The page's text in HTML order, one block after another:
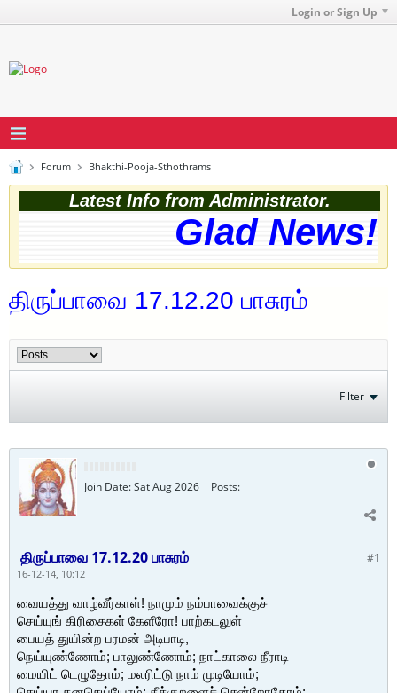
Login or Sign Up
Forum Bhakthi-Pooja-Sthothrams
Latest Info from Administrator.
Glad News!
திருப்பாவை 17.12.20 பாசுரம்
Filter
Join Date:Sat Aug 2026 Posts:
#1
திருப்பாவை 17.12.20 பாசுரம்
16-12-14, 10:12
வையத்து வாழ்வீர்காள்! நாமும் நம்பாவைக்குச்
செய்யுங் கிரிசைகள் கேளீரோ! பாற்கடலுள்
பையத் துயின்ற பரமன் அடிபாடி,
நெய்யுண்ணோம்; பாலுண்ணோம்; நாட்காலை நீராடி
மையிட் டெழுதோம்; மலரிட்டு நாம் முடியோம்;